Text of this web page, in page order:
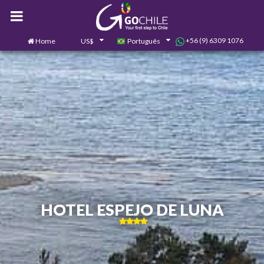
Home US$ Português +56 (9) 6309 1076
Contate-nos 0
HOTEL ESPEJO DE LUNA
